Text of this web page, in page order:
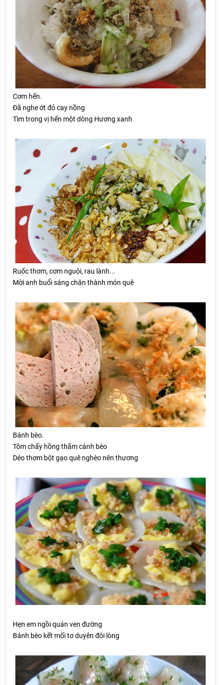
Cơm hến.
Đã ngheớt đỏcay nồng
Tìm trong vị hến một dòng Hương xanh
Ruốc thơm, cơm nguội, rau lành...
Mời anh buổi sáng chân thành món quê
Bánh bèo.
Tôm chấy hồng thắm cánh bèo
Dẻo thơm bột gạo quê nghèo nên thương
Hẹn em ngồi quán ven đường
Bánh bèo kết mối tơ duyên đôi lòng